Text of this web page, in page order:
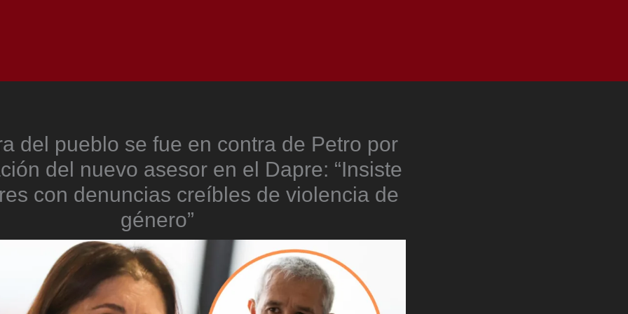
del pueblo se fue en contra de Petro por
del nuevo asesor en el Dapre: “Insiste
con denuncias creíbles de violencia de
género”